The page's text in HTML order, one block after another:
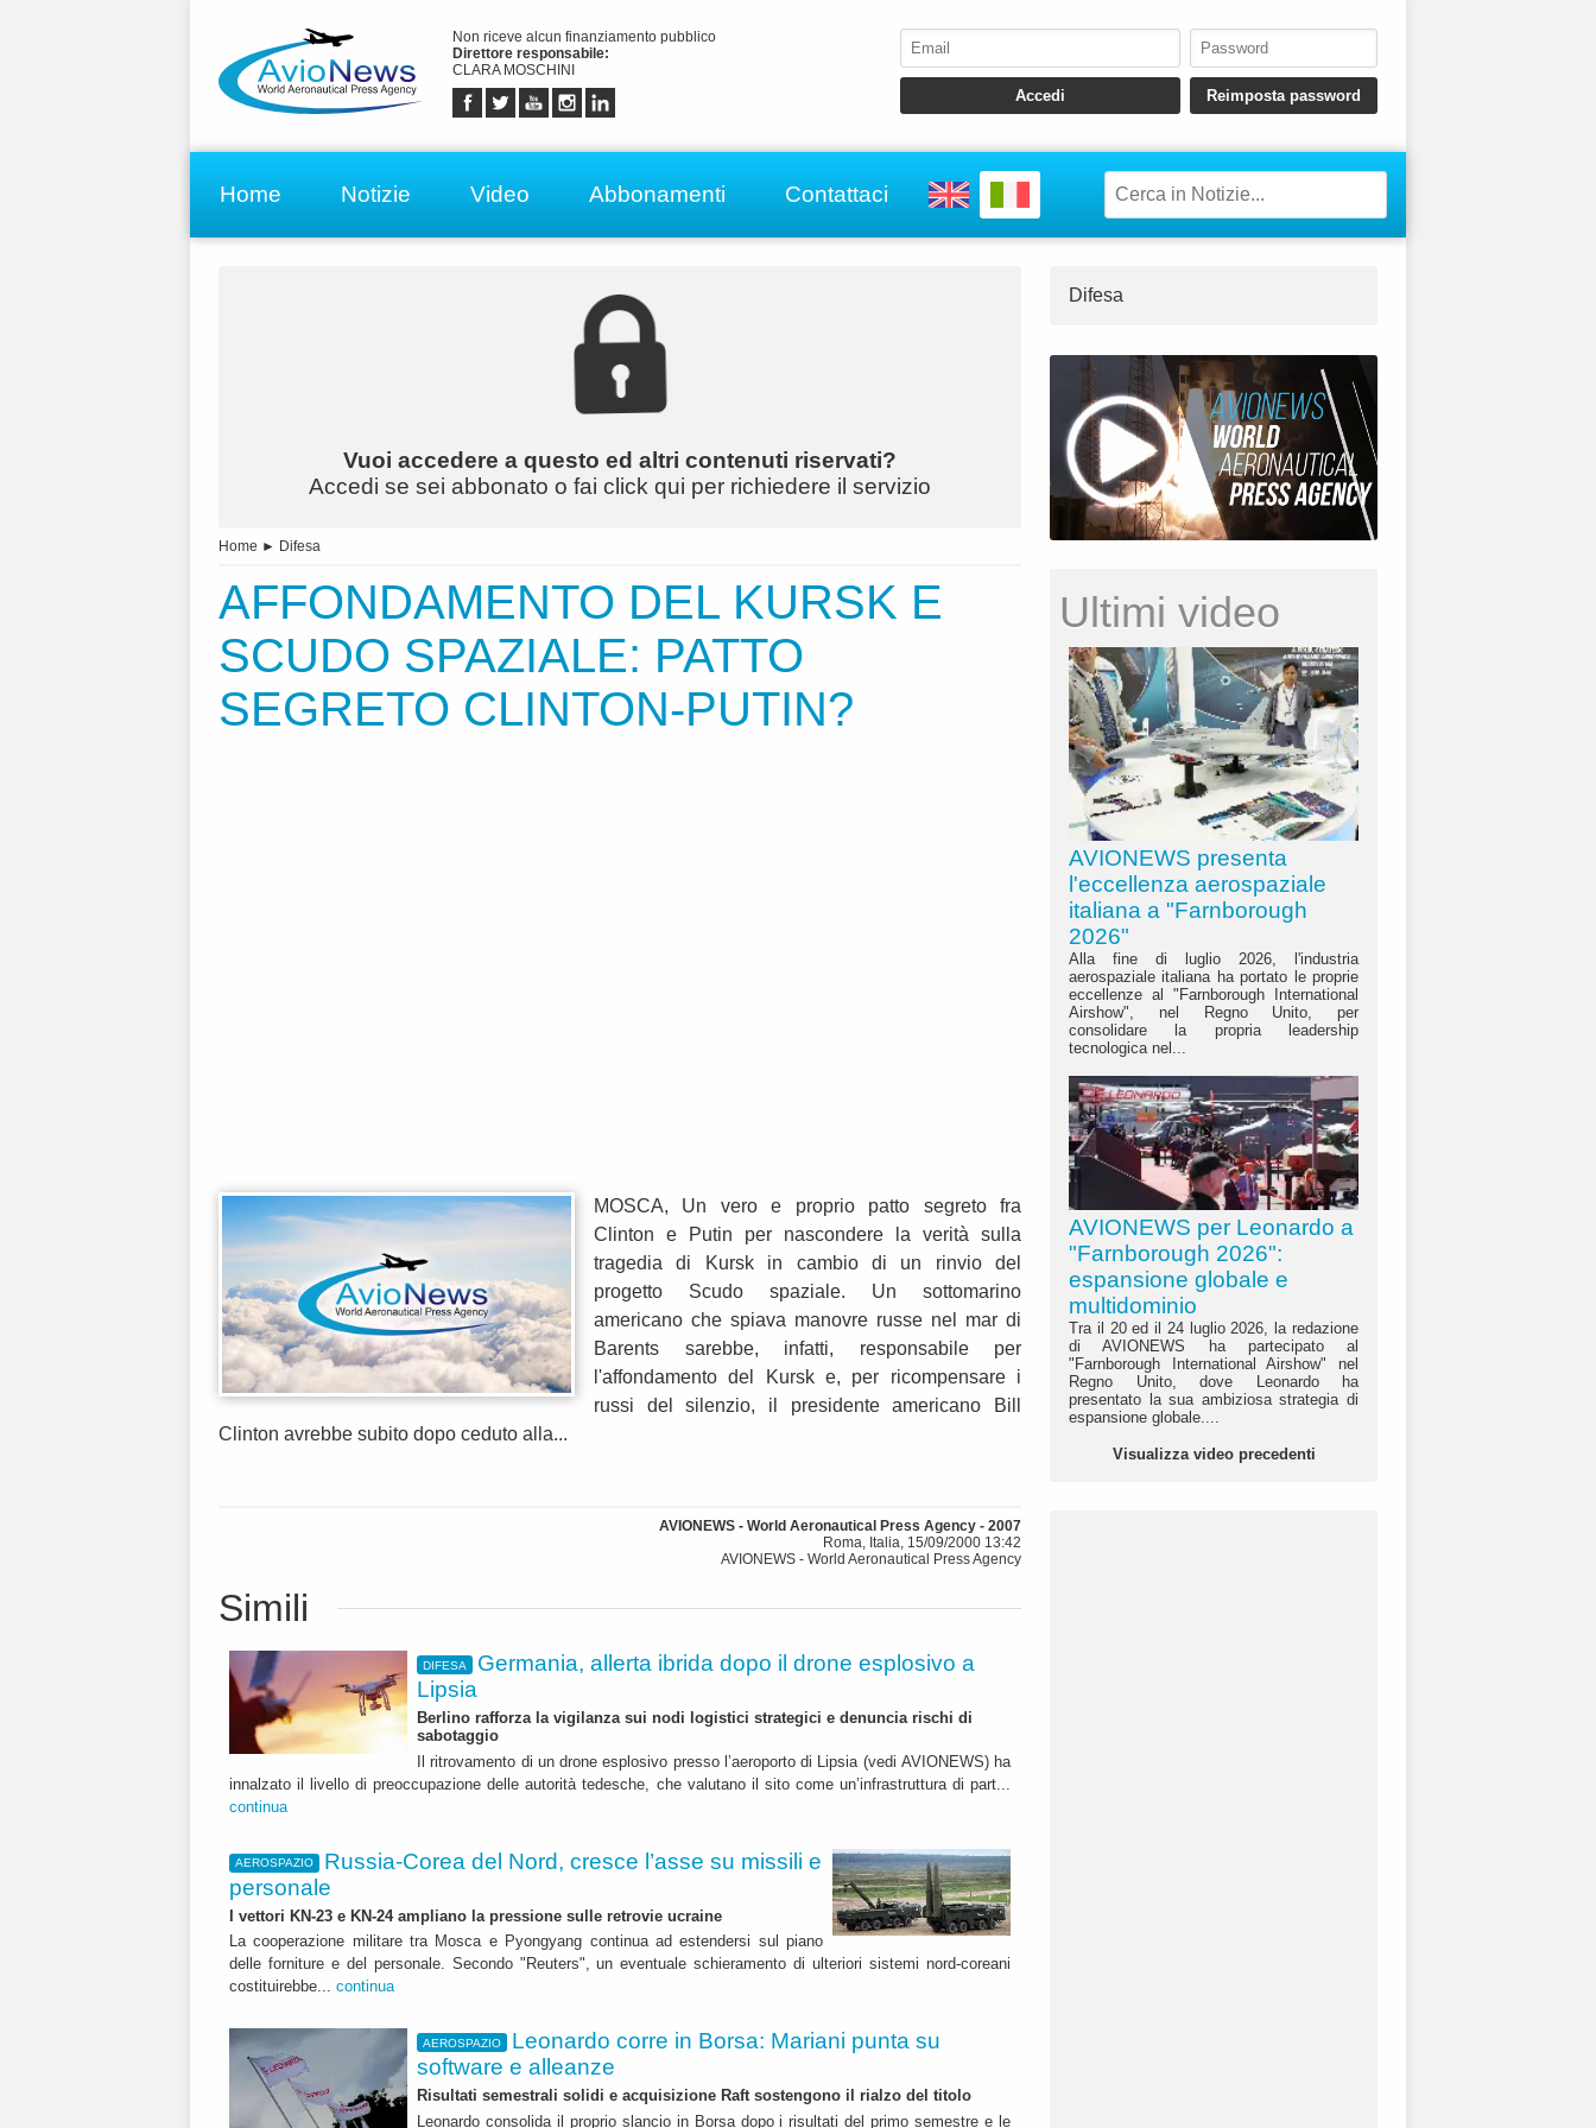
Non riceve alcun finanziamento pubblico
Direttore responsabile:
CLARA MOSCHINI
Home Notizie Video Abbonamenti Contattaci
Vuoi accedere a questo ed altri contenuti riservati?
Accedi se sei abbonato o fai click qui per richiedere il servizio
Home ► Difesa
AFFONDAMENTO DEL KURSK E
SCUDO SPAZIALE: PATTO
SEGRETO CLINTON-PUTIN?
MOSCA, Un vero e proprio patto segreto fra
Clinton e Putin per nascondere la verità sulla
tragedia di Kursk in cambio di un rinvio del
progetto Scudo spaziale. Un sottomarino
americano che spiava manovre russe nel mar di
Barents sarebbe, infatti, responsabile per
l'affondamento del Kursk e, per ricompensare i
russi del silenzio, il presidente americano Bill
Clinton avrebbe subito dopo ceduto alla...
AVIONEWS - World Aeronautical Press Agency - 2007
Roma, Italia, 15/09/2000 13:42
AVIONEWS - World Aeronautical Press Agency
Simili
DIFESA
Germania, allerta ibrida dopo il drone esplosivo a
Lipsia
Berlino rafforza la vigilanza sui nodi logistici strategici e denuncia rischi di
sabotaggio
Il ritrovamento di un drone esplosivo presso l’aeroporto di Lipsia (vedi AVIONEWS) ha
innalzato il livello di preoccupazione delle autorità tedesche, che valutano il sito come un’infrastruttura di part...
continua
AEROSPAZIO
Russia-Corea del Nord, cresce l’asse su missili e
personale
I vettori KN-23 e KN-24 ampliano la pressione sulle retrovie ucraine
La cooperazione militare tra Mosca e Pyongyang continua ad estendersi sul piano
delle forniture e del personale. Secondo "Reuters", un eventuale schieramento di ulteriori sistemi nord-coreani
costituirebbe... continua
AEROSPAZIO
Leonardo corre in Borsa: Mariani punta su
software e alleanze
Risultati semestrali solidi e acquisizione Raft sostengono il rialzo del titolo
Leonardo consolida il proprio slancio in Borsa dopo i risultati del primo semestre e le
Difesa
Ultimi video
AVIONEWS presenta
l'eccellenza aerospaziale
italiana a "Farnborough
2026"
Alla fine di luglio 2026, l'industria
aerospaziale italiana ha portato le proprie
eccellenze al "Farnborough International
Airshow", nel Regno Unito, per
consolidare la propria leadership
tecnologica nel...
AVIONEWS per Leonardo a
"Farnborough 2026":
espansione globale e
multidominio
Tra il 20 ed il 24 luglio 2026, la redazione
di AVIONEWS ha partecipato al
"Farnborough International Airshow" nel
Regno Unito, dove Leonardo ha
presentato la sua ambiziosa strategia di
espansione globale....
Visualizza video precedenti